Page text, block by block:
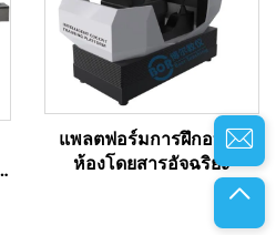
แพลตฟอร์มการฝึกอบรม
ห้องโดยสารอัจฉริยะ